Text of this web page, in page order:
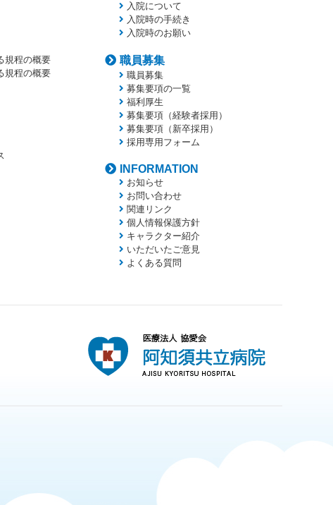
規程の概要
規程の概要
入院について
入院時の手続き
入院時のお願い
職員募集
職員募集
募集要項の一覧
福利厚生
募集要項（経験者採用）
募集要項（新卒採用）
採用専用フォーム
INFORMATION
お知らせ
お問い合わせ
関連リンク
個人情報保護方針
キャラクター紹介
いただいたご意見
よくある質問